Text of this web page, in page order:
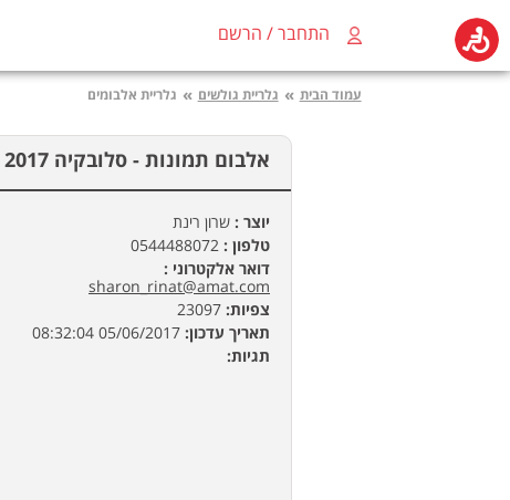
התחבר / הרשם
עמוד הבית » גלריית גולשים » גלריית אלבומים
אלבום תמונות - סלובקיה 2017 - שרון רינת
יוצר : שרון רינת
טלפון : 0544488072
דואר אלקטרוני :
sharon_rinat@amat.com
צפיות:
תאריך עדכון:
תגיות: